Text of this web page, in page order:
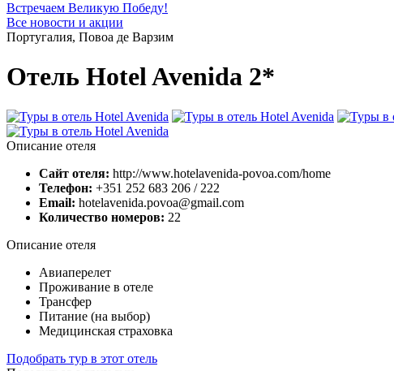
Встречаем Великую Победу!
Все новости и акции
Португалия, Повоа де Варзим
Отель Hotel Avenida 2*
Описание отеля
Сайт отеля: http://www.hotelavenida-povoa.com/home
Телефон: +351 252 683 206 / 222
Email: hotelavenida.povoa@gmail.com
Количество номеров: 22
Описание отеля
Авиаперелет
Проживание в отеле
Трансфер
Питание (на выбор)
Медицинская страховка
Подобрать тур в этот отель